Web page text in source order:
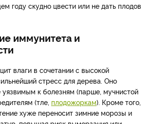
году скудно цвести или не дать плодов
иммунитета и
влаги в сочетании с высокой
стресс для дерева. Оно
уязвимым к болезням (парше, мучнистой
(тле, плодожоркам). Кроме того,
хуже переносит зимние морозы и